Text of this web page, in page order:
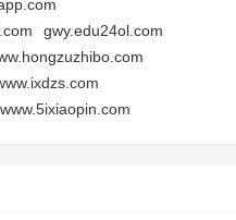
gwy.edu24ol.com
www.5ixiaopin.com